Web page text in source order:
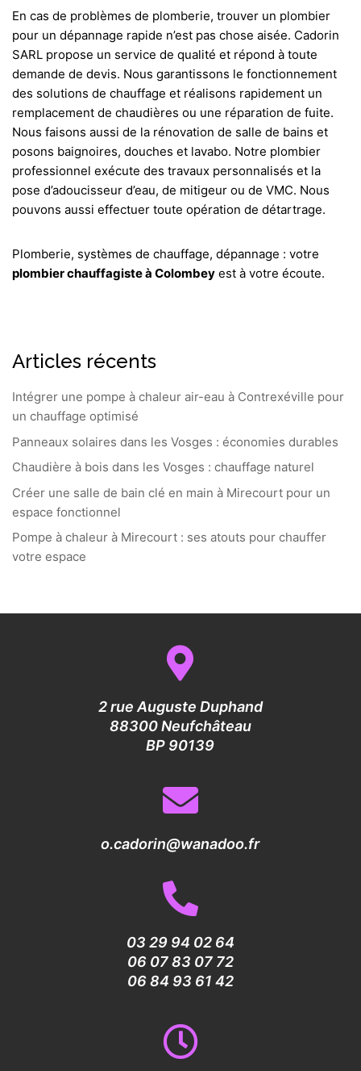
En cas de problèmes de plomberie, trouver un plombier
pour un dépannage rapide n’est pas chose aisée. Cadorin
SARL propose un service de qualité et répond à toute
demande de devis. Nous garantissons le fonctionnement
des solutions de chauffage et réalisons rapidement un
remplacement de chaudières ou une réparation de fuite.
Nous faisons aussi de la rénovation de salle de bains et
posons baignoires, douches et lavabo. Notre plombier
professionnel exécute des travaux personnalisés et la
pose d’adoucisseur d’eau, de mitigeur ou de VMC. Nous
pouvons aussi effectuer toute opération de détartrage.
Plomberie, systèmes de chauffage, dépannage : votre
plombier chauffagiste à Colombey est à votre écoute.
Articles récents
Intégrer une pompe à chaleur air-eau à Contrexéville pour
un chauffage optimisé
Panneaux solaires dans les Vosges : économies durables
Chaudière à bois dans les Vosges : chauffage naturel
Créer une salle de bain clé en main à Mirecourt pour un
espace fonctionnel
Pompe à chaleur à Mirecourt : ses atouts pour chauffer
votre espace
2 rue Auguste Duphand
88300 Neufchâteau
BP 90139
o.cadorin@wanadoo.fr
03 29 94 02 64
06 07 83 07 72
06 84 93 61 42